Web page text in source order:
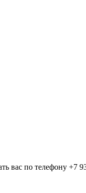
вас по телефону +7